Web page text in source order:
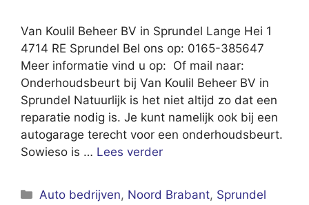
Van Koulil Beheer BV in Sprundel Lange Hei 1
4714 RE Sprundel Bel ons op: 0165-385647
Meer informatie vind u op: Of mail naar:
Onderhoudsbeurt bij Van Koulil Beheer BV in
Sprundel Natuurlijk is het niet altijd zo dat een
reparatie nodig is. Je kunt namelijk ook bij een
autogarage terecht voor een onderhoudsbeurt.
Sowieso is … Lees verder
Categorieën
Auto bedrijven, Noord Brabant, Sprundel